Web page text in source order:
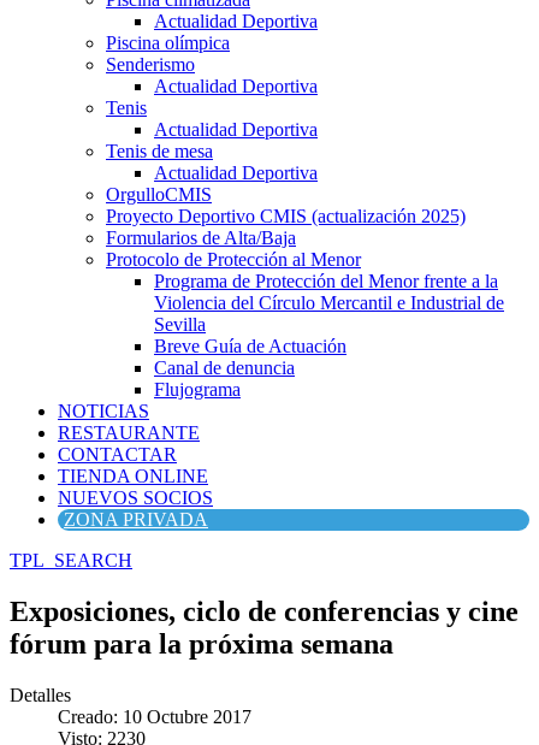
Actualidad Deportiva
Piscina olímpica
Senderismo
Actualidad Deportiva
Tenis
Actualidad Deportiva
Tenis de mesa
Actualidad Deportiva
OrgulloCMIS
Proyecto Deportivo CMIS (actualización 2025)
Formularios de Alta/Baja
Protocolo de Protección al Menor
Programa de Protección del Menor frente a la
Violencia del Círculo Mercantil e Industrial de
Sevilla
Breve Guía de Actuación
Canal de denuncia
Flujograma
NOTICIAS
RESTAURANTE
CONTACTAR
TIENDA ONLINE
NUEVOS SOCIOS
ZONA PRIVADA
TPL_SEARCH
Exposiciones, ciclo de conferencias y cine
fórum para la próxima semana
Detalles
Creado: 10 Octubre 2017
Visto: 2230